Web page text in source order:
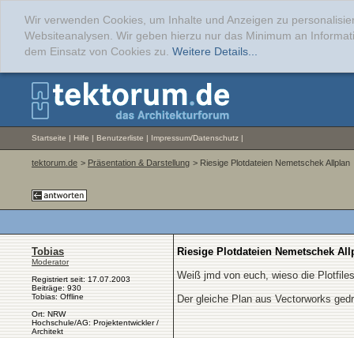
Wir verwenden Cookies, um Inhalte und Anzeigen zu
Websiteanalysen. Wir geben hierzu nur das Minimum an
dem Einsatz von Cookies zu. Weitere Details...
Startseite | Hilfe | Benutzerliste | Impressum/Datenschutz |
tektorum.de > Präsentation & Darstellung > Riesige Plotdateien Nemetschek Allplan
Tobias
Moderator
Registriert seit: 17.07.2003
Beiträge: 930
Tobias: Offline
Ort: NRW
Hochschule/AG: Projektentwickler /
Architekt
Riesige Plotdateien Nemetschek
Weiß jmd von euch, wieso die
Der gleiche Plan aus Vectorworks